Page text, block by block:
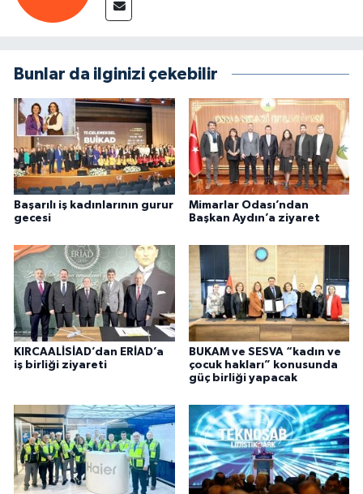
Bunlar da ilginizi çekebilir
Başarılı iş kadınlarının gurur
gecesi
Mimarlar Odası’ndan
Başkan Aydın’a ziyaret
KIRCAALİSİAD’dan ERİAD’a
iş birliği ziyareti
BUKAM ve SESVA “kadın ve
çocuk hakları” konusunda
güç birliği yapacak